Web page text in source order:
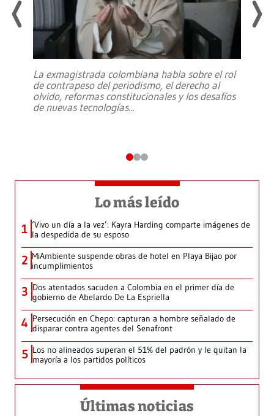
La exmagistrada colombiana habla sobre el rol
de contrapeso del periodismo, el derecho al
olvido, reformas constitucionales y los desafíos
de nuevas tecnologías...
Lo más leído
1 ‘Vivo un día a la vez’: Kayra Harding comparte imágenes de
la despedida de su esposo
2 MiAmbiente suspende obras de hotel en Playa Bijao por
incumplimientos
3 Dos atentados sacuden a Colombia en el primer día de
gobierno de Abelardo De La Espriella
4 Persecución en Chepo: capturan a hombre señalado de
disparar contra agentes del Senafront
5 Los no alineados superan el 51% del padrón y le quitan la
mayoría a los partidos políticos
Últimas noticias